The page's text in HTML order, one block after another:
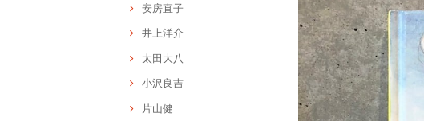
安房直子
井上洋介
太田大八
小沢良吉
片山健